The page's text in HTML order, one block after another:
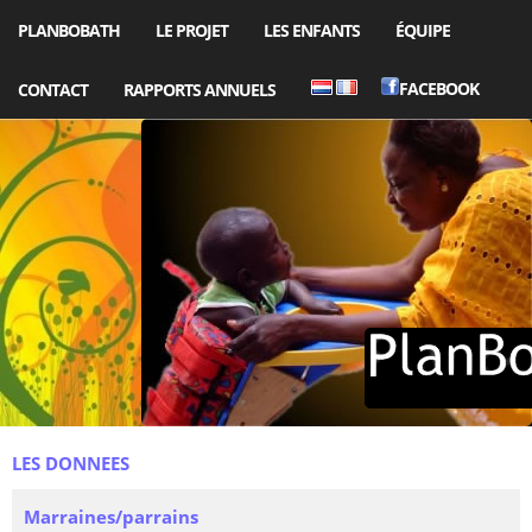
PLANBOBATH LE PROJET LES ENFANTS ÉQUIPE
CONTACT RAPPORTS ANNUELS FACEBOOK
LES DONNEES
Marraines/parrains